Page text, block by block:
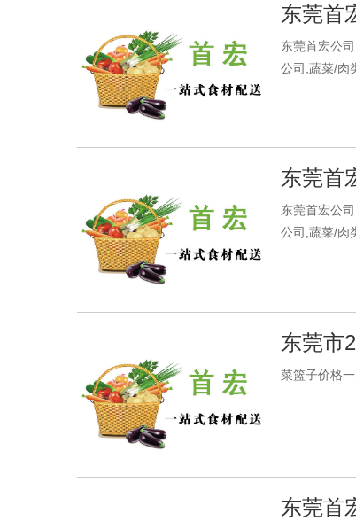
东莞首
东莞首宏公
公司,蔬菜/肉
东莞首
东莞首宏公
公司,蔬菜/肉
东莞市
菜篮子价格
东莞首